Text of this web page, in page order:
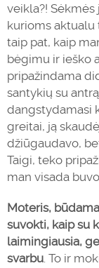
veikla?! Sėkmės
kurioms aktualu
taip pat, kaip
bėgimu ir ieško
pripažindama
santykių su
dangstydamasi
greitai, ją
džiūgaudavo,
Taigi, teko
man visada
Moteris,
suvokti, kaip su
laimingiausia,
svarbu. To ir